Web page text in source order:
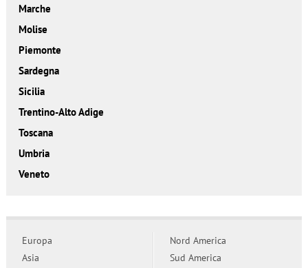
Marche
Molise
Piemonte
Sardegna
Sicilia
Trentino-Alto Adige
Toscana
Umbria
Veneto
Europa
Asia
Nord America
Sud America